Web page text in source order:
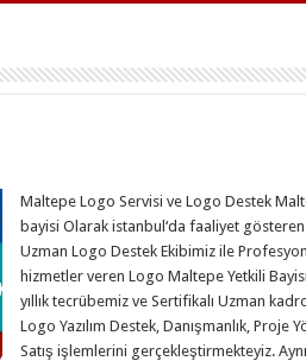
Maltepe Logo Servisi ve Logo Destek
bayisi Olarak istanbul‘da faaliyet
Uzman Logo Destek Ekibimiz ile
hizmetler veren Logo Maltepe Yetkili
yıllık tecrübemiz ve Sertifikalı Uzman
Logo Yazılım Destek, Danışmanlık, Proje
Satış işlemlerini gerçekleştirmekteyiz. Aynı